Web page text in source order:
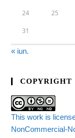
24 25
31
« iun.
COPYRIGHT
This work is
NonCommercial-